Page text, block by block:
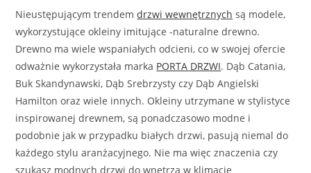
Nieustępującym trendemdrzwi wewnętrznych są modele,
wykorzystujące okleiny imitujące -naturalne drewno.
Drewno ma wiele wspaniałych odcieni, co w swojej ofercie
odważnie wykorzystała marka PORTA DRZWI. Dąb Catania,
Buk Skandynawski, Dąb Srebrzysty czy Dąb Angielski
Hamilton oraz wiele innych. Okleiny utrzymane w stylistyce
inspirowanej drewnem, są ponadczasowo modne i
podobnie jak w przypadku białych drzwi, pasują niemal do
każdego stylu aranżacyjnego. Nie ma więc znaczenia czy
szukasz modnych drzwi do wnętrza w klimacie